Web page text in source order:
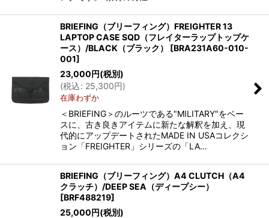
BRIEFING（ブリーフィング）FREIGHTER 13
LAPTOP CASE SQD（フレイターラップトップケ
ース）/BLACK（ブラック）
[BRA231A60-010-
001]
23,000円(税別)
(税込: 25,300円)
在庫わずか
＜BRIEFING＞のルーツである"MILITARY"をベー
スに、古き良きアイテムに新たな解釈を加え、現
代的にアップデートされたMADE IN USAコレクシ
ョン「FREIGHTER」シリーズの「LA…
BRIEFING（ブリーフィング）A4 CLUTCH（A4
クラッチ）/DEEP SEA（ディープシー）
[BRF488219]
25,000円(税別)